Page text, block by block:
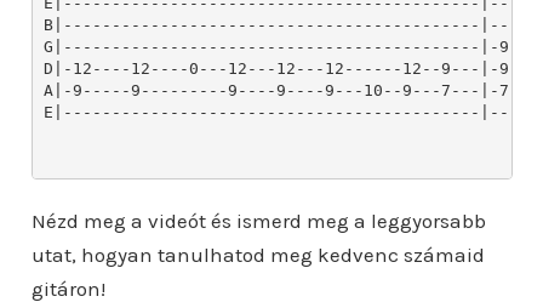
Nézd meg a videót és ismerd meg a leggyorsabb
utat, hogyan tanulhatod meg kedvenc számaid
gitáron!